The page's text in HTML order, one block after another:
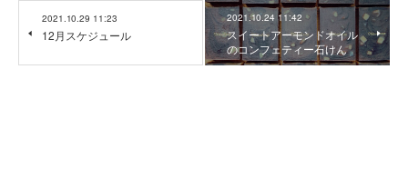
2021.10.29 11:23
12月スケジュール
2021.10.24 11:42
スイートアーモンドオイル
のコンフェティー石けん